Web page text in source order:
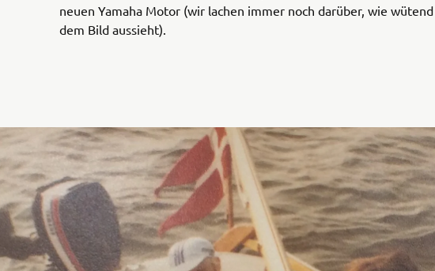
neuen Yamaha Motor (wir lachen immer noch darüber, wie
dem Bild aussieht).